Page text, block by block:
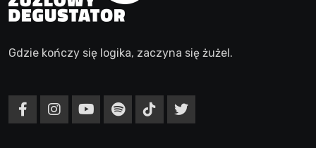
Gdzie kończy się logika, zaczyna się żużel.